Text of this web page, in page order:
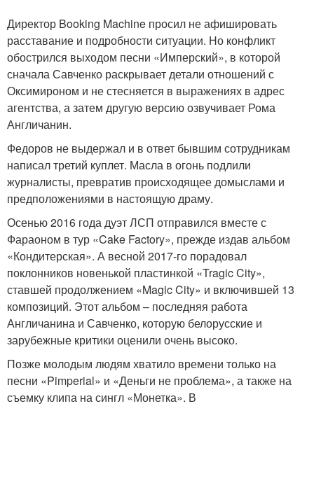
Директор Booking Machine просил не афишировать
расставание и подробности ситуации. Но конфликт
обострился выходом песни «Имперский», в которой
сначала Савченко раскрывает детали отношений с
Оксимироном и не стесняется в выражениях в адрес
агентства, а затем другую версию озвучивает Рома
Англичанин.
Федоров не выдержал и в ответ бывшим сотрудникам
написал третий куплет. Масла в огонь подлили
журналисты, превратив происходящее домыслами и
предположениями в настоящую драму.
Осенью 2016 года дуэт ЛСП отправился вместе с
Фараоном в тур «Cake Factory», прежде издав альбом
«Кондитерская». А весной 2017-го порадовал
поклонников новенькой пластинкой «Tragic City»,
ставшей продолжением «Magic City» и включившей 13
композиций. Этот альбом – последняя работа
Англичанина и Савченко, которую белорусские и
зарубежные критики оценили очень высоко.
Позже молодым людям хватило времени только на
песни «Pimperial» и «Деньги не проблема», а также на
съемку клипа на сингл «Монетка». В